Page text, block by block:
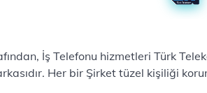
İş Telefonu hizmetleri Türk
Her bir Şirket tüzel kişiliği